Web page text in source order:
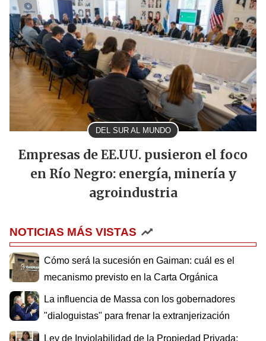
DEL SUR AL MUNDO
Empresas de EE.UU. pusieron el foco
en Río Negro: energía, minería y
agroindustria
NOTICIAS MÁS VISTAS
Cómo será la sucesión en Gaiman: cuál es el
mecanismo previsto en la Carta Orgánica
La influencia de Massa con los gobernadores
"dialoguistas" para frenar la extranjerización
Ley de Inviolabilidad de la Propiedad Privada: